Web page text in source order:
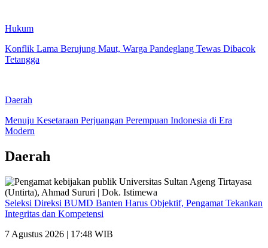
Hukum
Konflik Lama Berujung Maut, Warga Pandeglang Tewas Dibacok
Tetangga
Daerah
Menuju Kesetaraan Perjuangan Perempuan Indonesia di Era
Modern
Daerah
Seleksi Direksi BUMD Banten Harus Objektif, Pengamat Tekankan
Integritas dan Kompetensi
7 Agustus 2026 | 17:48 WIB